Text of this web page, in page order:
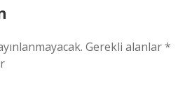
Gerekli alanlar*